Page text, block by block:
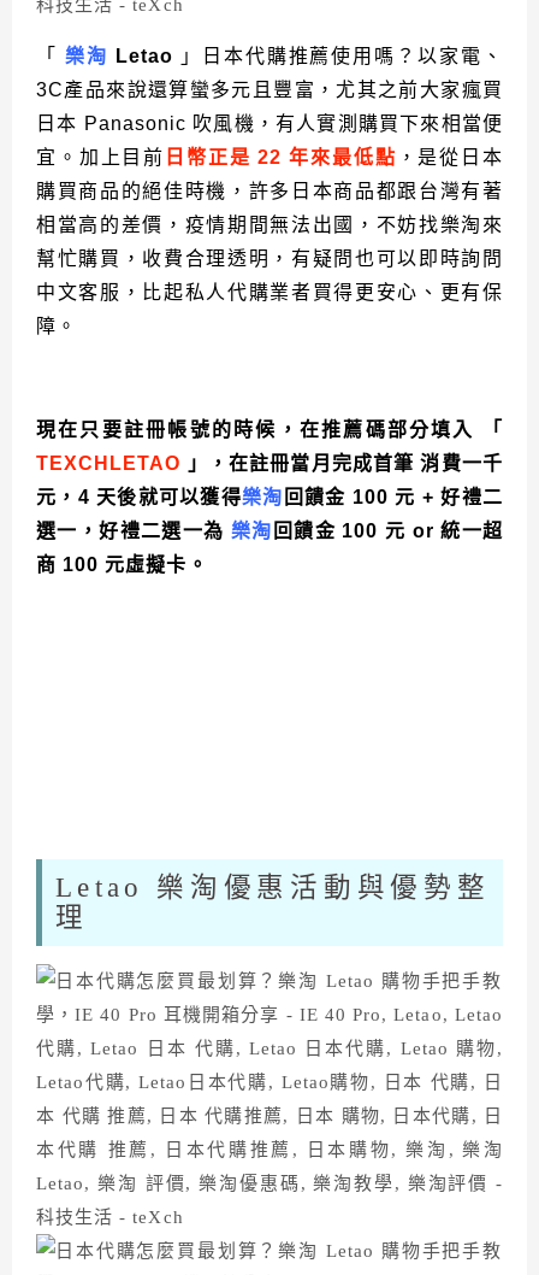
「 樂淘 Letao
」日本代購推薦使用嗎？以家電、
3C產品來說還算蠻多元且豐富，尤其之前大家瘋買
日本 Panasonic 吹風機，有人實測購買下來相當便
宜。 加上目前 日幣正是 22年來最低點 ，是從日本
購買商品的絕佳時機，許多日本商品都跟台灣有著
相當高的差價，疫情期間無法出國，不妨找樂淘來
幫忙購買，收費合理透明，有疑問也可以即時詢問
中文客服，比起私人代購業者買得更安心、更有保
障。
現在只要註冊帳號的時候，在推薦碼部分填入
「
TEXCHLETAO
」，在註冊當月完成首筆 消費一千
元， 4 天後就可以獲得樂淘 回饋金 100 元 +好禮二
選一，好禮二選一為 樂淘 回饋金100 元 or統一超
商 100 元虛擬卡。
Letao 樂淘優惠活動與優勢整
理